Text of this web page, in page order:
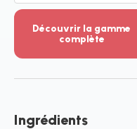
Découvrir la gamme
complète
-
gamme
Ingrédients